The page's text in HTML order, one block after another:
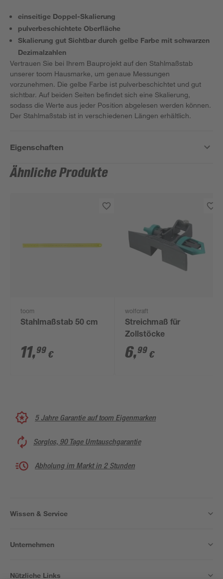
einseitige Doppel-Skalierung
pulverbeschichtete Oberfläche
Skalierung gut Sichtbar durch gelbe Farbe mit schwarzen
Dezimalzahlen
Vertrauen Sie bei Ihrem Bauprojekt auf den Stahlmaßstab
unserer toom Hausmarke, um genaue Messungen
vorzunehmen. Die gelbe Farbe ist pulverbeschichtet und gut
sichtbar. Auf beiden Seiten befindet sich eine Skalierung,
sodass die Werte aus jeder Position abgelesen werden können.
Der Stahlmaßstab ist in verschiedenen Längen erhältlich.
Eigenschaften
Ähnliche Produkte
toom
Stahlmaßstab 50 cm
11,99 €
wolfcraft
Streichmaß für
Zollstöcke
6,99 €
5 Jahre Garantie auf toom Eigenmarken
Sorglos, 90 Tage Umtauschgarantie
Abholung im Markt in 2 Stunden
Wissen & Service
Unternehmen
Nützliche Links